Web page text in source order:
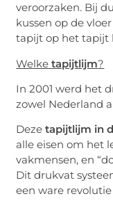
veroorzaken. Bij
kussen op de
tapijt op het tapijt
Welketapijtlijm?
In 2001 werd het
zowel Nederland
Dezetapijtlijm in
alle eisen om het
vakmensen, en
Dit drukvat
een ware